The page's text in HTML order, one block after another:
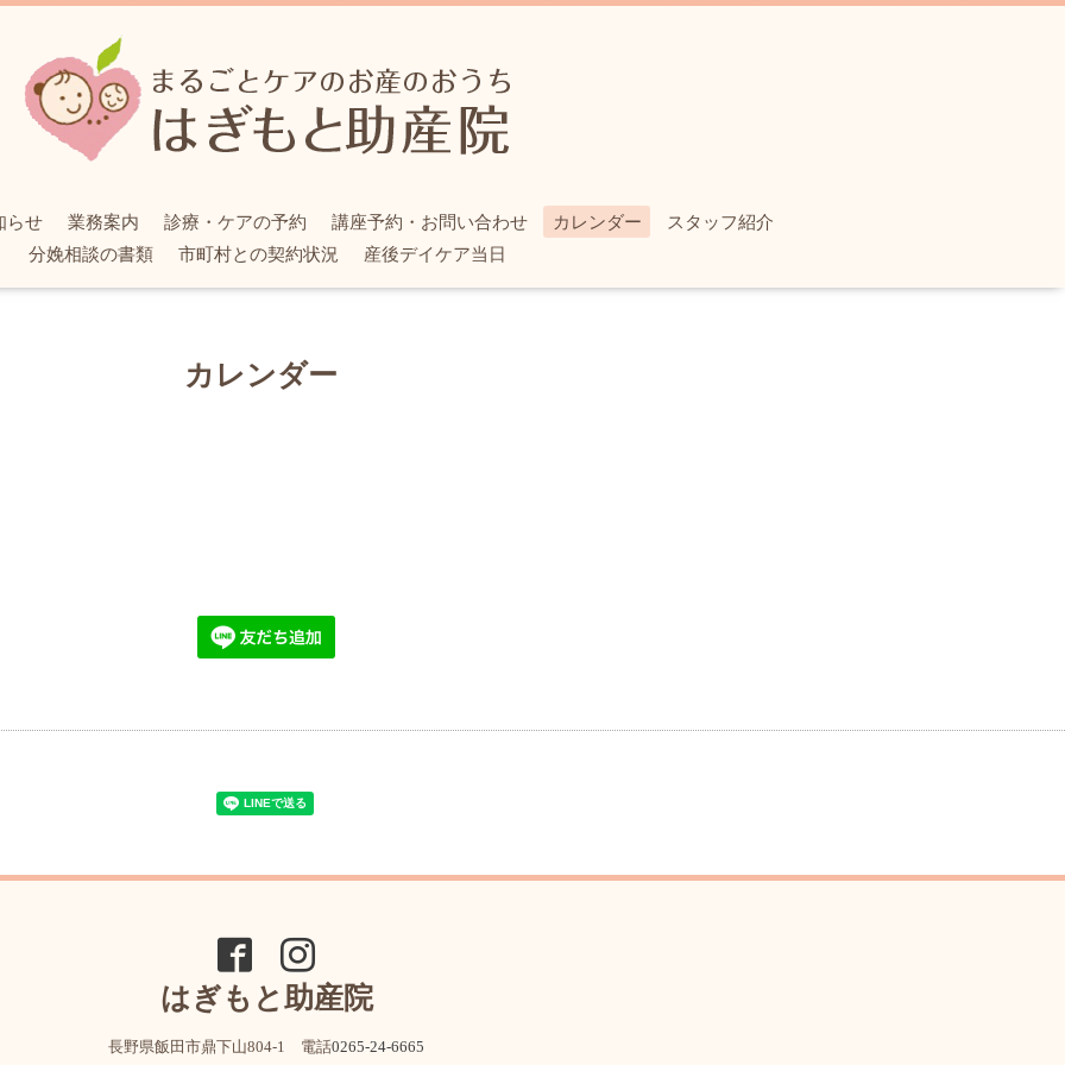
らせ 業務案内 診療・ケアの予約 講座予約・お問い合わせ カレンダー
スタッフ紹介
分娩相談の書類
市町村との契約状況 産後デイケア当日
カレンダー
はぎもと助産院
長野県飯田市鼎下山804-1 電話0265-24-6665